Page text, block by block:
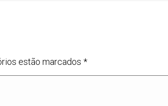
estão marcados *